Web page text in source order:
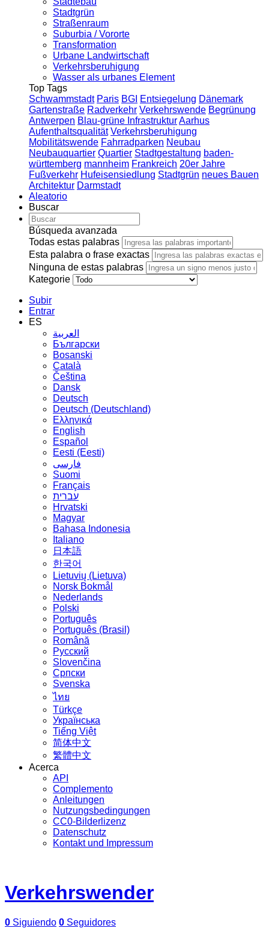
Stadtgrün
Straßenraum
Suburbia / Vororte
Transformation
Urbane Landwirtschaft
Verkehrsberuhigung
Wasser als urbanes Element
Top Tags
Schwammstadt Paris BGI Entsiegelung Dänemark
Gartenstraße Radverkehr Verkehrswende Begrünung
Antwerpen Blau-grüne InfrastrukturAarhus
Aufenthaltsqualität Verkehrsberuhigung
Mobilitätswende Fahrradparken Neubau
Neubauquartier Quartier Stadtgestaltung baden-
württemberg mannheim Frankreich 20er Jahre
Fußverkehr Hufeisensiedlung Stadtgrün neues Bauen
Architektur Darmstadt
Aleatorio
Buscar
Búsqueda avanzada
Todas estas palabras
Esta palabra o frase exactas
Ninguna de estas palabras
Kategorie
Subir
Entrar
ES
العربية
Български
Bosanski
Сatalà
Čeština
Dansk
Deutsch
Deutsch (Deutschland)
Ελληνικά
English
Español
Eesti (Eesti)
فارسی
Suomi
Français
עברית
Hrvatski
Magyar
Bahasa Indonesia
Italiano
日本語
한국어
Lietuvių (Lietuva)
‪Norsk Bokmål‬
Nederlands
Polski
Português
Português (Brasil)
Română
Русский
Slovenčina
Српски
Svenska
ไทย
Türkçe
Українська
Tiếng Việt
简体中文
繁體中文
Acerca
API
Complemento
Anleitungen
Nutzungsbedingungen
CC0-Bilderlizenz
Datenschutz
Kontakt und Impressum
Verkehrswender
0 Siguiendo 0 Seguidores